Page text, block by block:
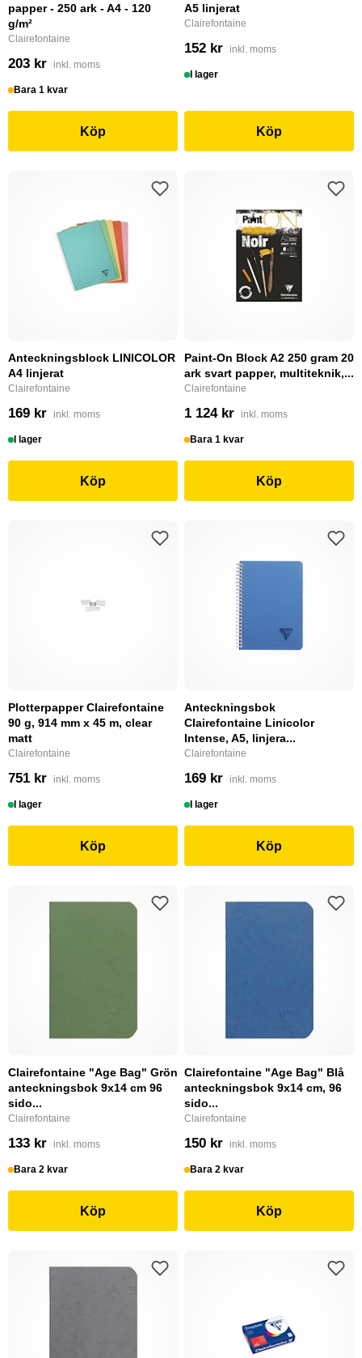
papper - 250 ark - A4 - 120
g/m²
Clairefontaine
203 kr inkl. moms
Bara 1 kvar
Köp
A5 linjerat
Clairefontaine
152 kr inkl. moms
I lager
Köp
Anteckningsblock LINICOLOR
A4 linjerat
Clairefontaine
169 kr inkl. moms
I lager
Köp
Paint-On Block A2 250 gram 20
ark svart papper, multiteknik,...
Clairefontaine
1 124 kr inkl. moms
Bara 1 kvar
Köp
Plotterpapper Clairefontaine
90 g, 914 mm x 45 m, clear
matt
Clairefontaine
751 kr inkl. moms
I lager
Köp
Anteckningsbok
Clairefontaine Linicolor
Intense, A5, linjera...
Clairefontaine
169 kr inkl. moms
I lager
Köp
Clairefontaine "Age Bag" Grön
anteckningsbok 9x14 cm 96
sido...
Clairefontaine
133 kr inkl. moms
Bara 2 kvar
Köp
Clairefontaine "Age Bag" Blå
anteckningsbok 9x14 cm, 96
sido...
Clairefontaine
150 kr inkl. moms
Bara 2 kvar
Köp